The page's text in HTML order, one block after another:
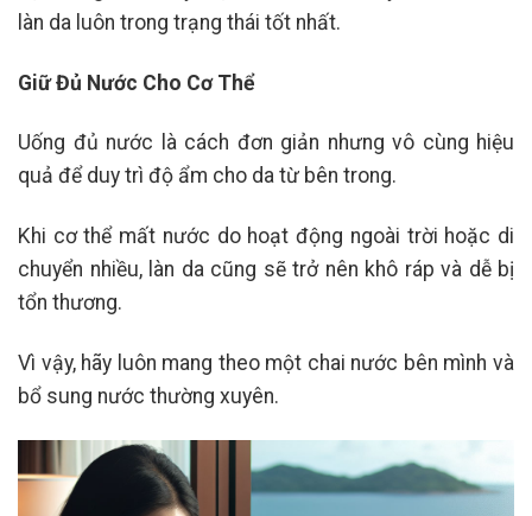
làn da luôn trong trạng thái tốt nhất.
Giữ Đủ Nước Cho Cơ Thể
Uống đủ nước là cách đơn giản nhưng vô cùng hiệu
quả để duy trì độ ẩm cho da từ bên trong.
Khi cơ thể mất nước do hoạt động ngoài trời hoặc di
chuyển nhiều, làn da cũng sẽ trở nên khô ráp và dễ bị
tổn thương.
Vì vậy, hãy luôn mang theo một chai nước bên mình và
bổ sung nước thường xuyên.